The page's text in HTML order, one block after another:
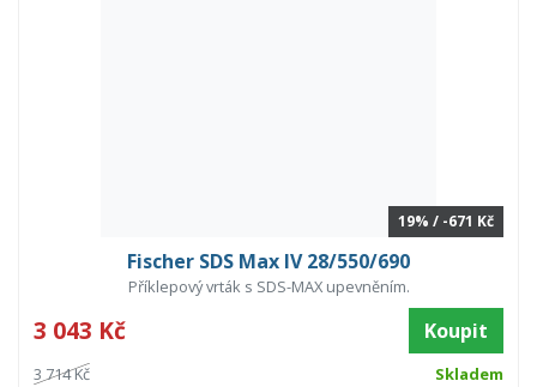
19% / -671 Kč
Fischer SDS Max IV 28/550/690
Příklepový vrták s SDS-MAX upevněním.
3 043 Kč Koupit
3 714 Kč Skladem